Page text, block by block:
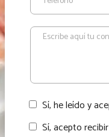
Sí, he leído y
Sí, acepto